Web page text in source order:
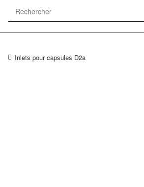
Inlets pour capsules D2a